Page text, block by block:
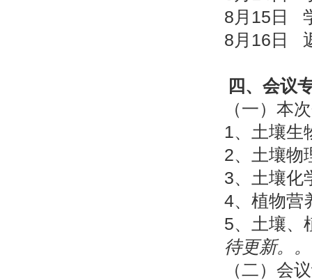
8月15日
8月16日
四、会议
（一）本
1、土壤生
2、土壤物
3、土壤化
4、植物营
5、土壤、
待更新。
（二）会